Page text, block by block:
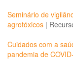
Seminário de
agrotóxicos |
Cuidados com a
pandemia de